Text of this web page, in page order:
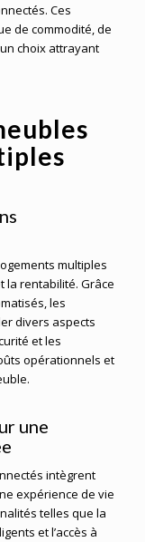
Ces
de commodité, de
choix attrayant
multiples
la rentabilité. Grâce
les
divers aspects
et les
opérationnels et
une
intègrent
expérience de vie
telles que la
et l’accès à